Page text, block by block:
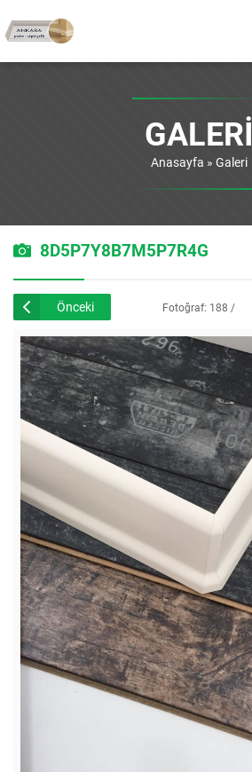
GALERI
Anasayfa » Galeri
8D5P7Y8B7M5P7R4G
Önceki
Fotoğraf: 188 /
226